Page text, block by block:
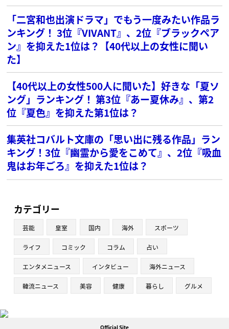
「二宮和也出演ドラマ」でもう一度みたい作品ラ
ンキング！ 3位『VIVANT』、2位『ブラックペア
ン』を抑えた1位は？【40代以上の女性に聞い
た】
【40代以上の女性500人に聞いた】好きな「夏ソ
ング」ランキング！ 第3位『あー夏休み』、第2
位『夏色』を抑えた第1位は？
集英社コバルト文庫の「思い出に残る作品」ラン
キング！3位『幽霊から愛をこめて』、2位『吸血
鬼はお年ごろ』を抑えた1位は？
カテゴリー
芸能 皇室 国内 海外 スポーツ
ライフ コミック コラム 占い
エンタメニュース インタビュー 海外ニュース
韓流ニュース 美容 健康 暮らし グルメ
Official Site